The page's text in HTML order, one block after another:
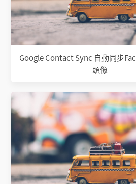
Google Contact Sync 自動同步
頭像